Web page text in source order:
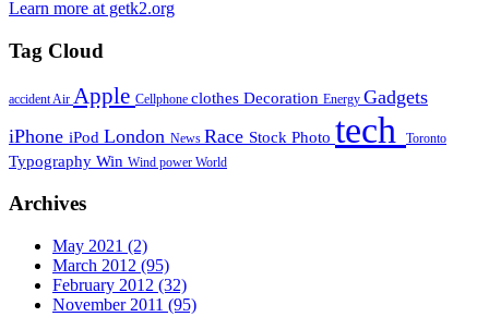
Learn more at getk2.org
Tag Cloud
accidentAir Apple Cellphone clothes Decoration Energy Gadgets
iPhone iPod London News Race Stock Photo tech Toronto
Typography Win Wind power World
Archives
May 2021 (2)
March 2012 (95)
February 2012 (32)
November 2011 (95)